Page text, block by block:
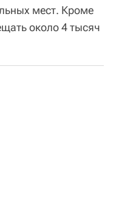
мест. Кроме
около 4 тысяч